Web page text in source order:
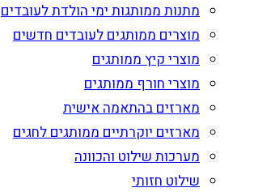
מתנות ממותגות ימי הולדת לעובדים
מוצרים ממותגים לעובדים חדשים
מוצרי קיץ ממותגים
מוצרי חורף ממותגים
מארזים בהתאמה אישית
מארזים יוקרתיים ממותגים לחגים
מערכות שילוט והכוונה
שילוט חזותי